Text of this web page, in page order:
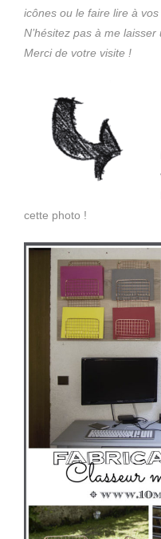
icônes ou le faire lire à vos
N’hésitez pas à me
Merci de votre visite !
cette photo !